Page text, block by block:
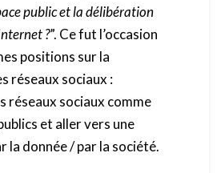
public et la délibération
?”. Ce fut l’occasion
positions sur la
réseaux sociaux :
réseaux sociaux comme
et aller vers une
la donnée / par la société.